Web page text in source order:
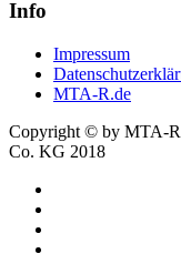
Info
Impressum
MTA-R.de
Copyright © by MTA-
Co. KG 2018